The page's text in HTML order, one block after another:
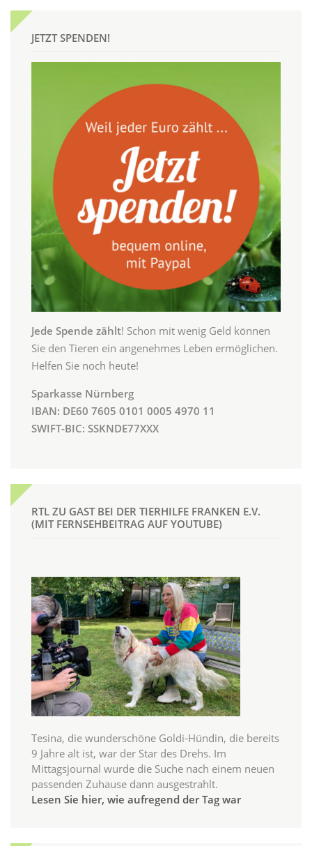
JETZT SPENDEN!
Jede Spende zählt! Schon mit wenig Geld können
Sie den Tieren ein angenehmes Leben ermöglichen.
Helfen Sie noch heute!
Sparkasse Nürnberg
IBAN: DE60 7605 0101 0005 4970 11
SWIFT-BIC: SSKNDE77XXX
RTL ZU GAST BEI DER TIERHILFE FRANKEN E.V.
(MIT FERNSEHBEITRAG AUF YOUTUBE)
Tesina, die wunderschöne Goldi-Hündin, die bereits
9 Jahre alt ist, war der Star des Drehs. Im
Mittagsjournal wurde die Suche nach einem neuen
passenden Zuhause dann ausgestrahlt.
Lesen Sie hier, wie aufregend der Tag war